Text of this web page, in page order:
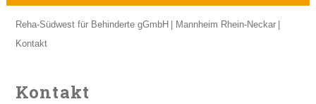
Reha-Südwest für Behinderte gGmbH
Mannheim Rhein-Neckar
Kontakt
Kontakt